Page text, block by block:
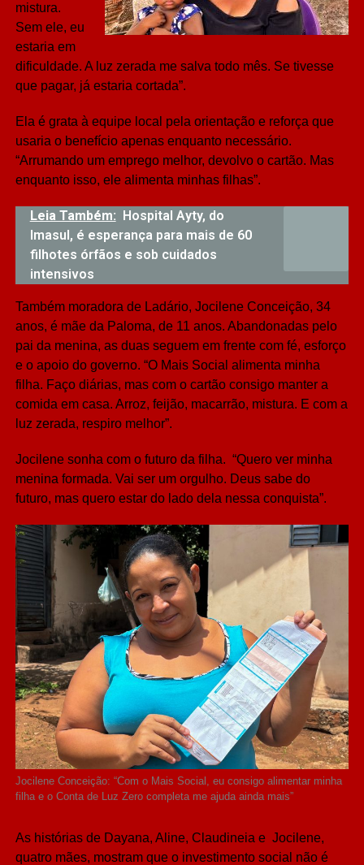
mistura.
Sem ele, eu
estaria em
dificuldade. A luz zerada me salva todo mês. Se tivesse
que pagar, já estaria cortada”.
Ela é grata à equipe local pela orientação e reforça que
usaria o benefício apenas enquanto necessário.
“Arrumando um emprego melhor, devolvo o cartão. Mas
enquanto isso, ele alimenta minhas filhas”.
Leia Também:
Hospital Ayty, do
Imasul, é esperança para mais de 60
filhotes órfãos e sob cuidados
intensivos
Também moradora de Ladário, Jocilene Conceição, 34
anos, é mãe da Paloma, de 11 anos. Abandonadas pelo
pai da menina, as duas seguem em frente com fé, esforço
e o apoio do governo. “O Mais Social alimenta minha
filha. Faço diárias, mas com o cartão consigo manter a
comida em casa. Arroz, feijão, macarrão, mistura. E com a
luz zerada, respiro melhor”.
Jocilene sonha com o futuro da filha. “Quero ver minha
menina formada. Vai ser um orgulho. Deus sabe do
futuro, mas quero estar do lado dela nessa conquista”.
Jocilene Conceição: “Com o Mais Social, eu consigo alimentar minha
filha e o Conta de Luz Zero completa me ajuda ainda mais”
As histórias de Dayana, Aline, Claudineia e Jocilene,
quatro mães, mostram que o investimento social não é